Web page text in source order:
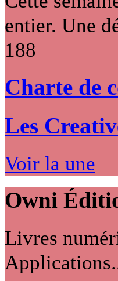
entier. Une
188
Charte de
Les
Voir la une
Owni
Livres